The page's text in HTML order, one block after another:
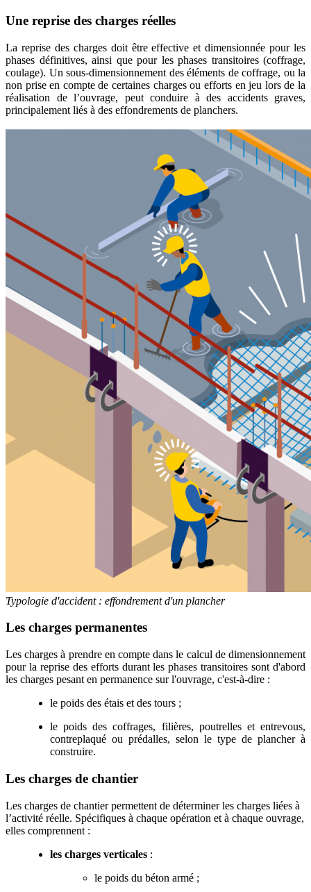
Une reprise des charges réelles
La reprise des charges doit être effective et dimensionnée pour les
phases définitives, ainsi que pour les phases transitoires (coffrage,
coulage). Un sous-dimensionnement des éléments de coffrage, ou la
non prise en compte de certaines charges ou efforts en jeu lors de la
réalisation de l’ouvrage, peut conduire à des accidents graves,
principalement liés à des effondrements de planchers.
Typologie d'accident : effondrement d'un plancher
Les charges permanentes
Les charges à prendre en compte dans le calcul de dimensionnement
pour la reprise des efforts durant les phases transitoires sont d'abord
les charges pesant en permanence sur l'ouvrage, c'est-à-dire :
le poids des étais et des tours ;
le poids des coffrages, filières, poutrelles et entrevous,
contreplaqué ou prédalles, selon le type de plancher à
construire.
Les charges de chantier
Les charges de chantier permettent de déterminer les charges liées à
l’activité réelle. Spécifiques à chaque opération et à chaque ouvrage,
elles comprennent :
les charges verticales :
le poids du béton armé ;